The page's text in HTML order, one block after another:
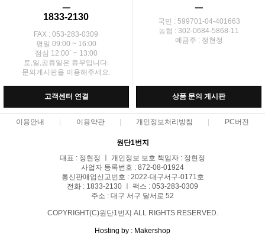
ㅡ
1833-2130
FAX : 053-283-0309
평일 09:00 ~ 16:00
점심 12:00` ~ 13:00
토,일,공휴일은 휴무입니다.
문의게시판을 이용해주세요.
ㅡ
국민 : 599701-04-401663
농협 : 302-0684-5868-11
예금주 : 정현정
고객센터 연결 상품 문의 게시판
이용안내 이용약관 개인정보처리방침 PC버전
원단1번지
대표 : 정현정 ㅣ 개인정보 보호 책임자 : 정현정
사업자 등록번호 : 872-08-01924
통신판매업신고번호 : 2022-대구서구-0171호
전화 : 1833-2130 ㅣ 팩스 : 053-283-0309
주소 : 대구 서구 달서로 52
COPYRIGHT(C)원단1번지 ALL RIGHTS RESERVED.
Hosting by : Makershop